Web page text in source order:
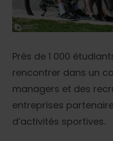
Près de 1 000
rencontrer dans un
managers et des
entreprises
d’activités sportives.